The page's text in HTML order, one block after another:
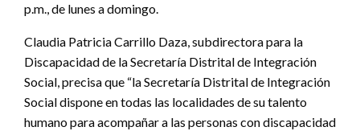
p.m., de lunes a domingo.
Claudia Patricia Carrillo Daza, subdirectora para la
Discapacidad de la Secretaría Distrital de Integración
Social, precisa que “la Secretaría Distrital de Integración
Social dispone en todas las localidades de su talento
humano para acompañar a las personas con discapacidad